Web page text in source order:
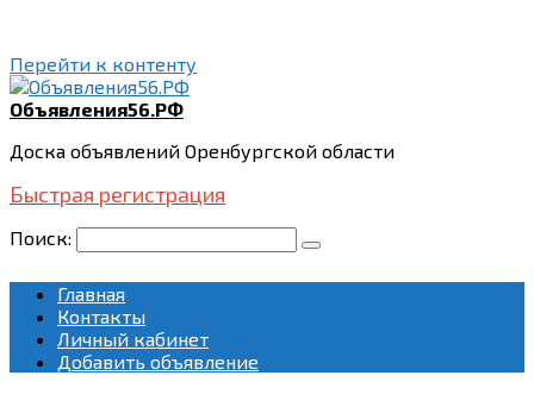
Перейти к контенту
Объявления56.РФ
Доска объявлений Оренбургской области
Быстрая регистрация
Поиск:
Главная
Контакты
Личный кабинет
Добавить объявление